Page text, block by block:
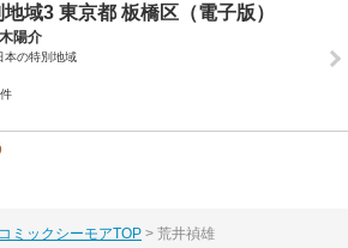
地域3 東京都 板橋区（電子版）
陽介
本の特別地域
ミックシーモアTOP 荒井禎雄